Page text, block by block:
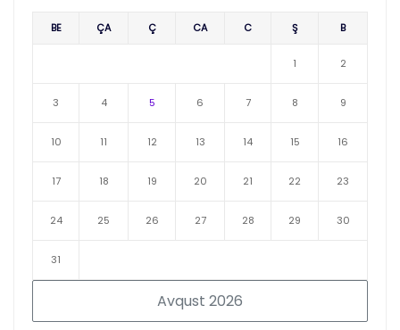
Avqust 2026
BE ÇA Ç CA C Ş B
1 2
3 4 5 6 7 8 9
10 11 12 13 14 15 16
17 18 19 20 21 22 23
24 25 26 27 28 29 30
31